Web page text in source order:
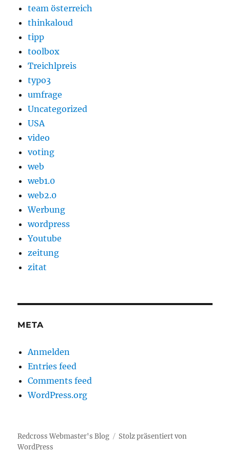
team österreich
thinkaloud
tipp
toolbox
Treichlpreis
typo3
umfrage
Uncategorized
USA
video
voting
web
web1.0
web2.0
Werbung
wordpress
Youtube
zeitung
zitat
META
Anmelden
Entries feed
Comments feed
WordPress.org
Redcross Webmaster's Blog
Stolz präsentiert von
WordPress